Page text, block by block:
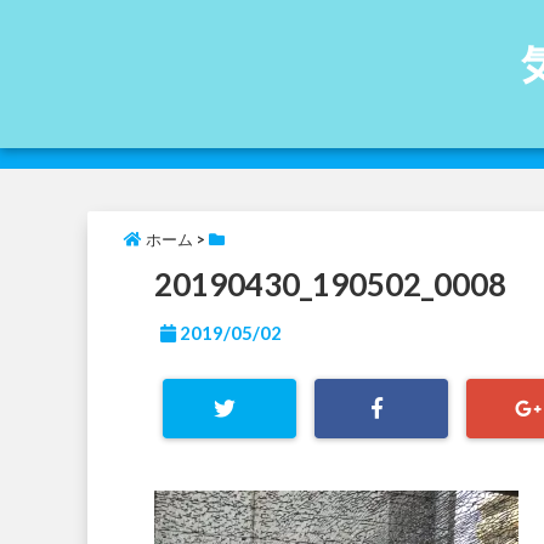
ホーム >
20190430_190502_0008
2019/05/02